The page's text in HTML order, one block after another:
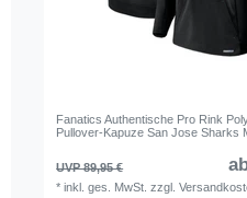
Fanatics Authentische Pro Rink
Pullover-Kapuze San Jose Sharks
UVP 89,95 €
*inkl. ges. MwSt. zzgl.